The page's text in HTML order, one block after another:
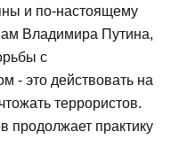
и по-настоящему
Владимира Путина,
с
- это действовать на
террористов.
продолжает практику